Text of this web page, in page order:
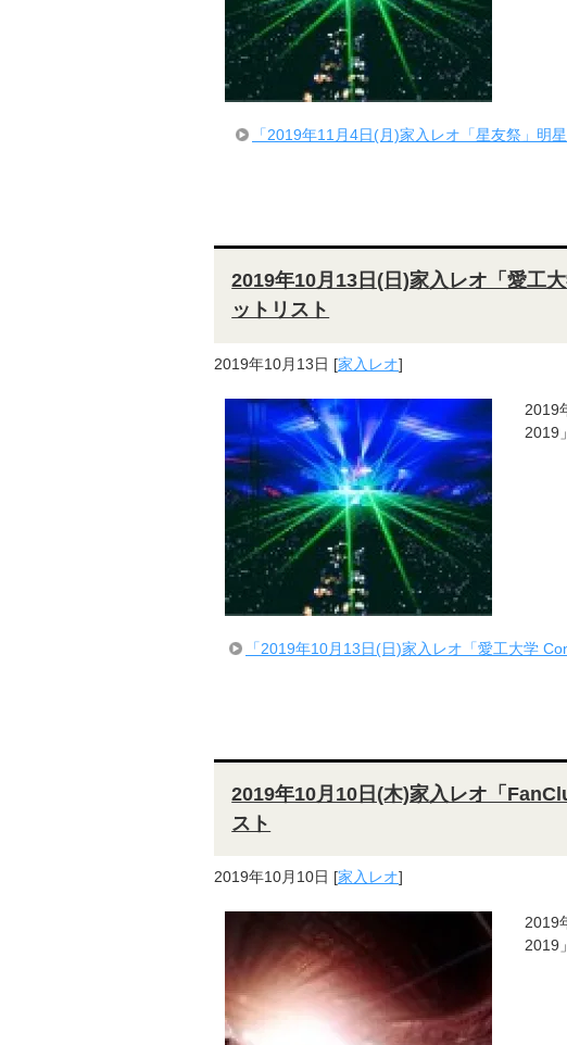
「2019年11月4日(月)家入レオ「星友祭」明
2019年10月13日(日)家入レオ「愛工
ットリスト
2019年10月13日 [家入レオ]
2019
2019
「2019年10月13日(日)家入レオ「愛工大学
2019年10月10日(木)家入レオ「
スト
2019年10月10日 [家入レオ]
2019
2019